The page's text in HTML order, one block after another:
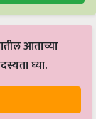
आताच्या
घ्या.